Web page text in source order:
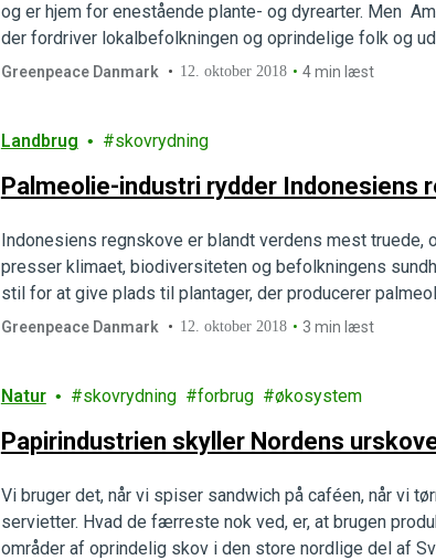
og er hjem for enestående plante- og dyrearter. Men
der fordriver lokalbefolkningen og oprindelige folk og
Greenpeace Danmark 12. oktober 2018 4 min læst
Landbrug skovrydning
Palmeolie-industri rydder Indonesiens
Indonesiens regnskove er blandt verdens mest truede,
presser klimaet, biodiversiteten og befolkningens
stil for at give plads til plantager, der producerer
Greenpeace Danmark 12. oktober 2018 3 min læst
Natur skovrydning forbrug økosystem
Papirindustrien skyller Nordens
Vi bruger det, når vi spiser sandwich på caféen, når vi
servietter. Hvad de færreste nok ved, er, at brugen
områder af oprindelig skov i den store nordlige del af